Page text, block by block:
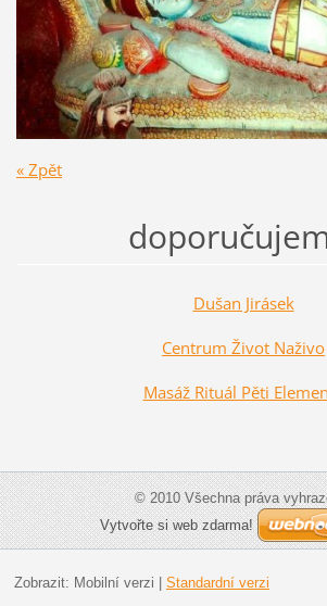
« Zpět
Dušan Jirásek
Centrum Život Naživo
Masáž Rituál Pěti
© 2010 Všechna práva
Vytvořte si web zdarma!
Zobrazit: Mobilní verzi | Standardní verzi